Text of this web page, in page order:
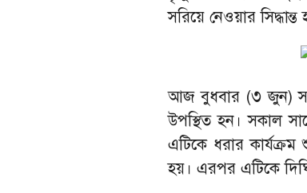
সরিয়ে নেওয়ার সিদ্ধান্ত
আজ বুধবার (৩ জুন)
উপস্থিত হন। সকাল
এটিকে ধরার
হয়। এরপর এটিকে